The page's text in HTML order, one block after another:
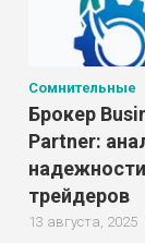
Сомнительные
Брокер
Partner:
трейдеров
13 августа, 2025